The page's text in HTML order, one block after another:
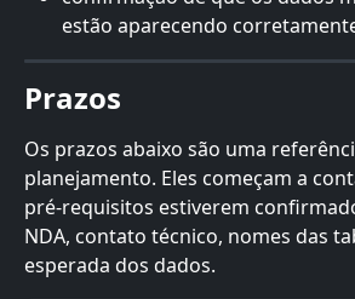
estão aparecendo
Prazos
Os prazos abaixo são uma
planejamento. Eles começam a
pré-requisitos estiverem
NDA, contato técnico, nomes das
esperada dos dados.